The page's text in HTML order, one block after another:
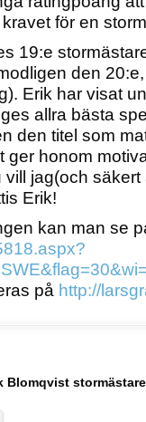
för en
19:e
den
Erik har visat
allra bästa
den titel som
ger honom
vill jag(och
Erik!
kan man se
på http://
Blomqvist